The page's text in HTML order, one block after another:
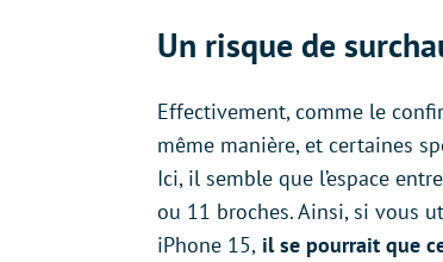
Un risque de
Effectivement, comme le
même manière, et certaines
Ici, il semble que l’espace
ou 11 broches. Ainsi, si vous
iPhone 15, il se pourrait que